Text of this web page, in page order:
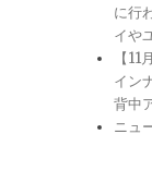
に行
イや
【
イン
背中
ニュ